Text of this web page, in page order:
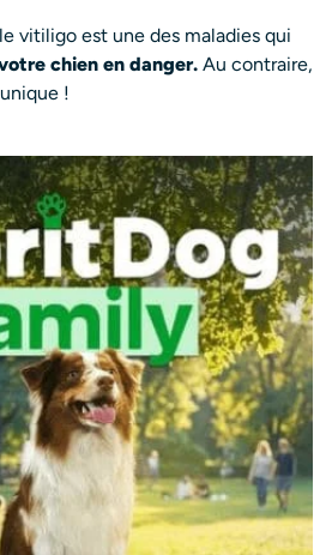
vitiligo est une des maladies qui
chien en danger. Au contraire,
!